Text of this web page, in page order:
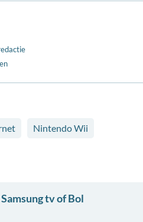
Nintendo Wii
tv of Bol